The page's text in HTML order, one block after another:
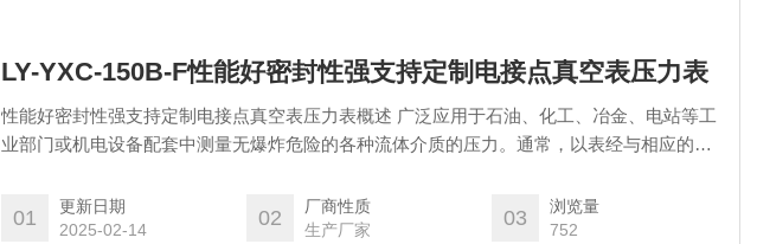
LY-YXC-150B-F性能好密封性强支持定制电接点真空表压力表
性能好密封性强支持定制电接点真空表压力表概述 广泛应用于石油、化工、冶金、电站等工
业部门或机电设备配套中测量无爆炸危险的各种流体介质的压力。通常，以表经与相应的电
的目的。
01
更新日期
2025-02-14
02
厂商性质
生产厂家
03
浏览量
752